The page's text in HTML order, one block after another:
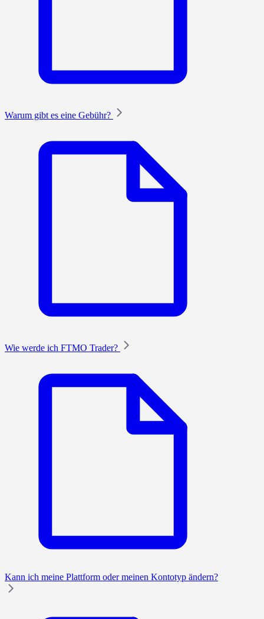
Warum gibt es eine Gebühr?
Wie werde ich FTMO Trader?
Kann ich meine Plattform oder meinen Kontotyp ändern?